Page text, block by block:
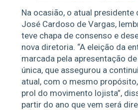
Na ocasião, o atual presidente
José Cardoso de Vargas,
teve chapa de consenso e
nova diretoria. “A eleição da
marcada pela apresentação
única, que assegurou a
atual, com o mesmo
prol do movimento lojista”,
partir do ano que vem será